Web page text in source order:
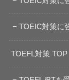
TOEIC対策に
TOEFL対策 TOP